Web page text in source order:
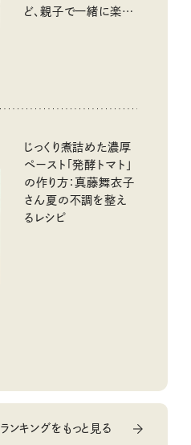
ど、親子で一緒に楽し
じっくり煮詰めた濃厚
ペースト「発酵トマト」
の作り方：真藤舞衣子
さん夏の不調を整え
るレシピ
ランキングをもっと見る